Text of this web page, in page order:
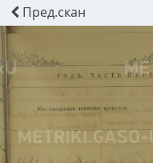
Пред.скан